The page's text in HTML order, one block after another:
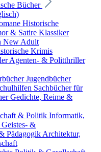
Bücher
Historische
& Satire Klassiker
New Adult
Krimis
Agenten- & Politthriller
Jugendbücher
Sachbücher für
Gedichte, Reime &
& Politik Informatik,
Geistes- &
Pädagogik Architektur,